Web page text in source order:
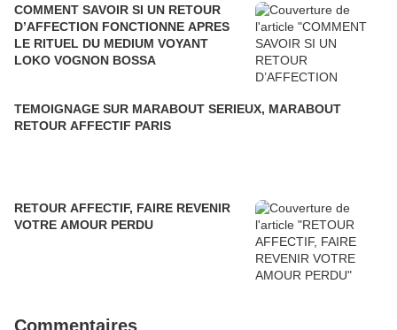
COMMENT SAVOIR SI UN RETOUR
D’AFFECTION FONCTIONNE APRES
LE RITUEL DU MEDIUM VOYANT
LOKO VOGNON BOSSA
TEMOIGNAGE SUR MARABOUT SERIEUX, MARABOUT
RETOUR AFFECTIF PARIS
RETOUR AFFECTIF, FAIRE REVENIR
VOTRE AMOUR PERDU
Commentaires